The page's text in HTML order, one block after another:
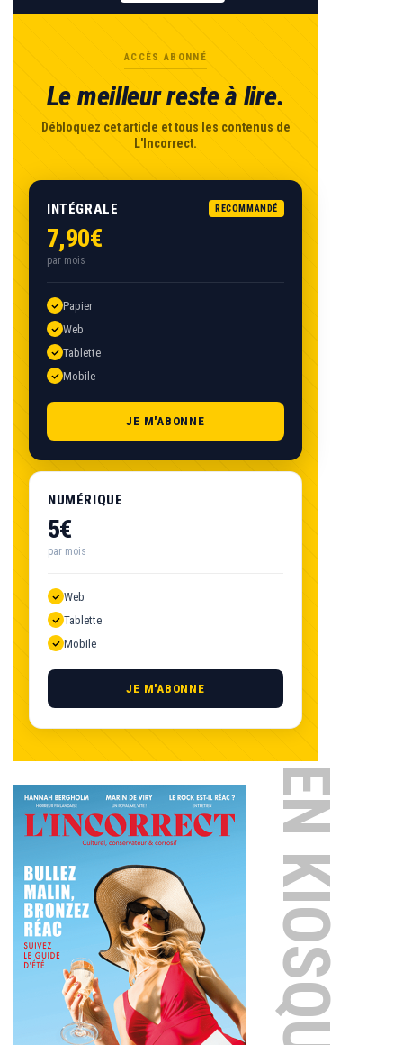
ACCÈS ABONNÉ
Le meilleur reste à lire.
Débloquez cet article et tous les contenus de
L'Incorrect.
INTÉGRALE RECOMMANDÉ
7,90€
par mois
Papier
Web
Tablette
Mobile
JE M'ABONNE
NUMÉRIQUE
5€
par mois
Web
Tablette
Mobile
JE M'ABONNE
EN KIOSQUE